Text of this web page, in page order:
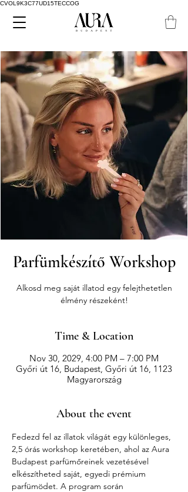
CVOL9K3C77UD15TECCOG
Parfümkészítő Workshop
Alkosd meg saját illatod egy felejthetetlen
élmény részeként!
Time & Location
Nov 30, 2029, 4:00 PM – 7:00 PM
Győri út 16, Budapest, Győri út 16, 1123
Magyarország
About the event
Fedezd fel az illatok világát egy különleges,
2,5 órás workshop keretében, ahol az Aura
Budapest parfümőreinek vezetésével
elkészítheted saját, egyedi prémium
parfümödet. A program során